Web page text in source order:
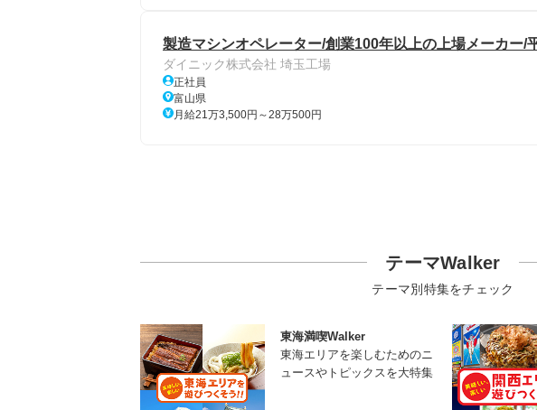
製造マシンオペレーター/創業100年以上の上場メーカー/
ダイニック株式会社 埼玉工場
正社員
富山県
月給21万3,500円～28万500円
テーマWalker
テーマ別特集をチェック
東海満喫Walker
東海エリアを楽しむためのニ
ュースやトピックスを大特集